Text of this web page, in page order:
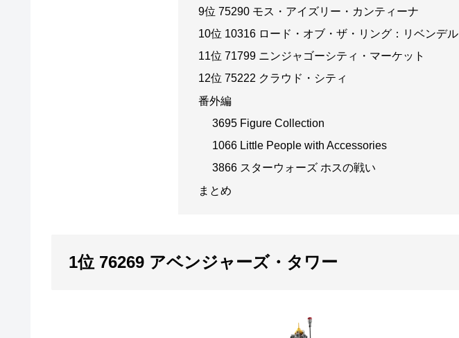
9位 75290 モス・アイズリー・カンティーナ
10位 10316 ロード・オブ・ザ・リング：リベンデル
11位 71799 ニンジャゴーシティ・マーケット
12位 75222 クラウド・シティ
番外編
3695 Figure Collection
1066 Little People with Accessories
3866 スターウォーズ ホスの戦い
まとめ
1位 76269 アベンジャーズ・タワー